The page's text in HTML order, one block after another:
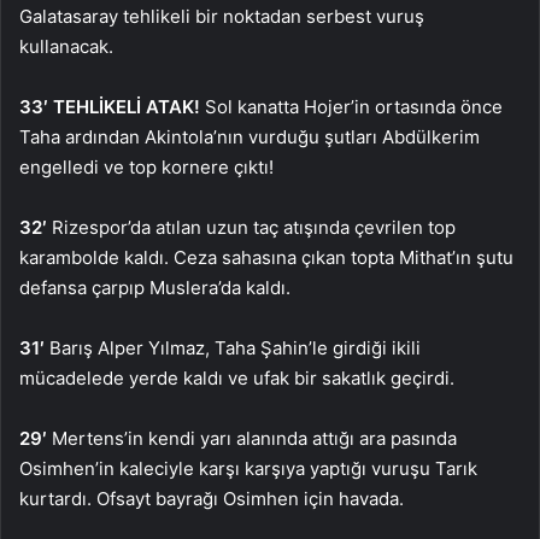
Galatasaray tehlikeli bir noktadan serbest vuruş
kullanacak.
33′ TEHLİKELİ ATAK! Sol kanatta Hojer’in ortasında önce
Taha ardından Akintola’nın vurduğu şutları Abdülkerim
engelledi ve top kornere çıktı!
32′ Rizespor’da atılan uzun taç atışında çevrilen top
karambolde kaldı. Ceza sahasına çıkan topta Mithat’ın şutu
defansa çarpıp Muslera’da kaldı.
31′ Barış Alper Yılmaz, Taha Şahin’le girdiği ikili
mücadelede yerde kaldı ve ufak bir sakatlık geçirdi.
29′ Mertens’in kendi yarı alanında attığı ara pasında
Osimhen’in kaleciyle karşı karşıya yaptığı vuruşu Tarık
kurtardı. Ofsayt bayrağı Osimhen için havada.